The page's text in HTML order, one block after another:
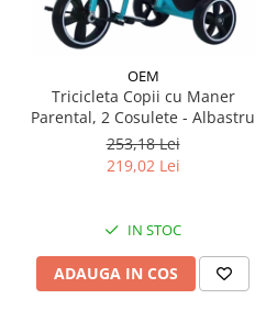
OEM
Tricicleta Copii cu Maner
Parental, 2 Cosulete - Albastru
253,18 Lei
219,02 Lei
IN STOC
ADAUGA IN COS